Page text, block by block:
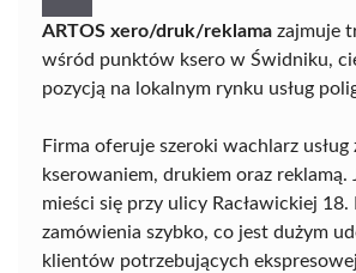
ARTOS xero/druk/reklama zajmuje
wśród punktów ksero w Świdniku,
pozycją na lokalnym rynku usług
Firma oferuje szeroki wachlarz usług
kserowaniem, drukiem oraz reklamą.
mieści się przy ulicy Racławickiej 18.
zamówienia szybko, co jest dużym
klientów potrzebujących